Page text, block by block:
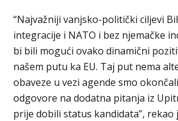
“Najvažniji vanjsko-politički ciljevi
integracije i NATO i bez njemačke
bi bili mogući ovako dinamični
našem putu ka EU. Taj put nema
obaveze u vezi agende smo
odgovore na dodatna pitanja iz
prije dobili status kandidata”, rekao